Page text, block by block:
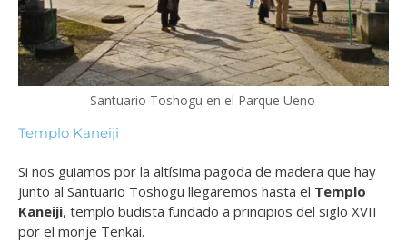
Santuario Toshogu en el Parque Ueno
Templo Kaneiji
Si nos guiamos por la altísima pagoda de madera que hay
junto al Santuario Toshogu llegaremos hasta el Templo
Kaneiji, templo budista fundado a principios del siglo XVII
por el monje Tenkai.